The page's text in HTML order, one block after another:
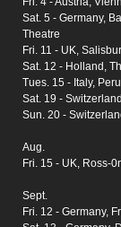
Sat. 5 - Germany,
Theatre
Fri. 11 - UK,
Sat. 12 - Holland,
Tues. 15 - Italy,
Sat. 19 -
Sun. 20 -
Aug.
Fri. 15 - UK, Ross-
Sept.
Fri. 12 - Germany,